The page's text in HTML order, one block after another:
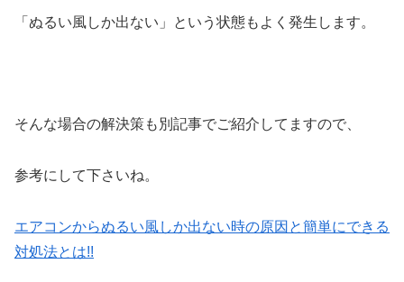
「ぬるい風しか出ない」という状態もよく発生します。
そんな場合の解決策も別記事でご紹介してますので、
参考にして下さいね。
エアコンからぬるい風しか出ない時の原因と簡単にできる
対処法とは!!